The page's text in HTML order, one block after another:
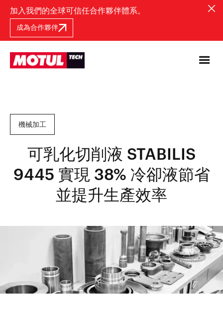
加入我們的全球可信任合作夥伴體系。
成為合作夥伴
機械加工
可乳化切削液 STABILIS
9445 實現 38% 冷卻液節省
並提升生產效率